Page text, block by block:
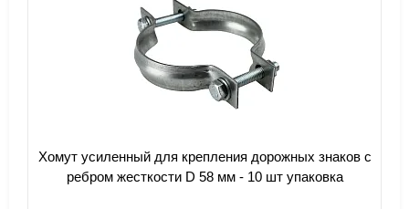
Хомут усиленный для крепления дорожных знаков с
ребром жесткости D 58 мм - 10 шт упаковка